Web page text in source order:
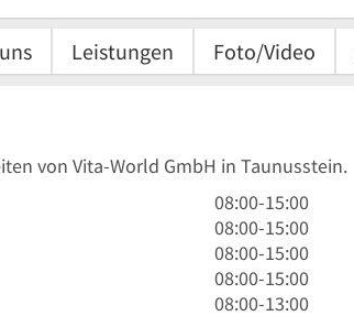
Leistungen Foto/Video
von Vita-World GmbH in Taunusstein.
8
Uhr
bis
15
Uhr
08:00-15:00
8
Uhr
bis
15
08:00-15:00
8
Uhr
bis
08:00-15:00
8
Uhr
08:00-15:00
8
08:00-13:00